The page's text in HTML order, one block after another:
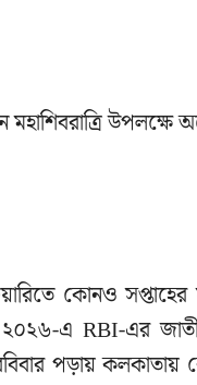
মহাশিবরাত্রি উপলক্ষে
কোনও
২০২৬-এ RBI-এর
রবিবার পড়ায়